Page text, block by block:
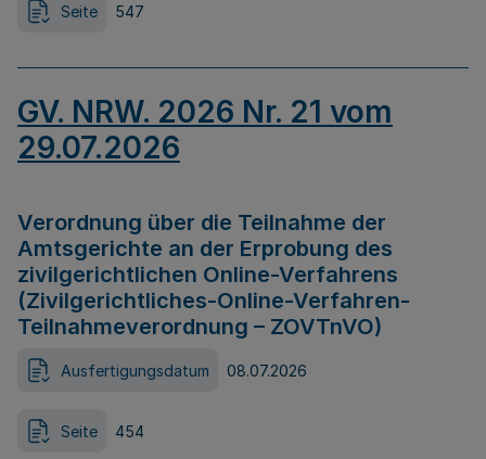
Seite 547
GV. NRW. 2026 Nr. 21 vom
29.07.2026
Verordnung über die Teilnahme der
Amtsgerichte an der Erprobung des
zivilgerichtlichen Online-Verfahrens
(Zivilgerichtliches-Online-Verfahren-
Teilnahmeverordnung – ZOVTnVO)
Ausfertigungsdatum 08.07.2026
Seite 454